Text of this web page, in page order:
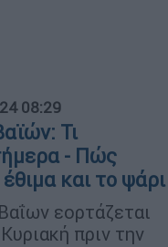
08:29
Τι
- Πώς
και το ψάρι
εορτάζεται
πριν την